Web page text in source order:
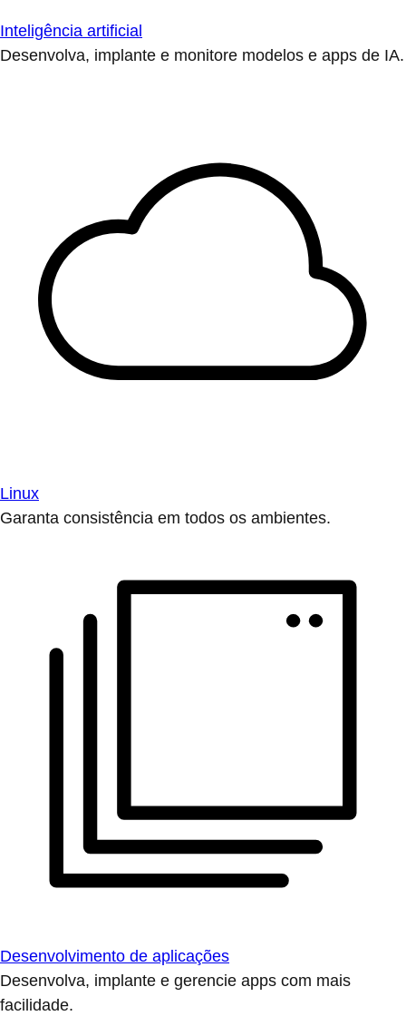
Inteligência artificial
Desenvolva, implante e monitore modelos e apps de IA.
Linux
Garanta consistência em todos os ambientes.
Desenvolvimento de aplicações
Desenvolva, implante e gerencie apps com mais
facilidade.